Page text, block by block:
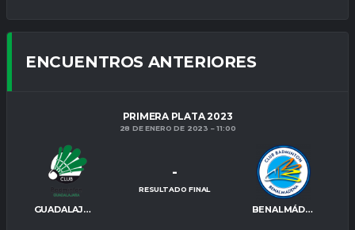
ENCUENTROS ANTERIORES
PRIMERA PLATA 2023
28 DE ENERO DE 2023 11:00
GUADALAJARA BENALMÁDENA B
-
RESULTADO FINAL